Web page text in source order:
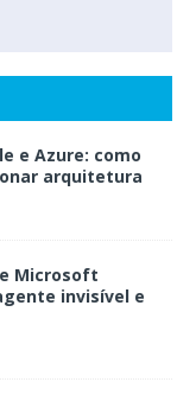
e Azure: como
arquitetura
Microsoft
invisível e